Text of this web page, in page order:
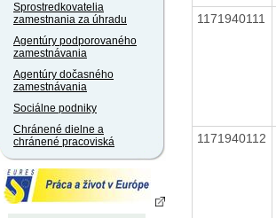
Sprostredkovatelia
zamestnania za úhradu
Agentúry podporovaného
zamestnávania
Agentúry dočasného
zamestnávania
Sociálne podniky
Chránené dielne a
chránené pracoviská
1171940111
1171940112